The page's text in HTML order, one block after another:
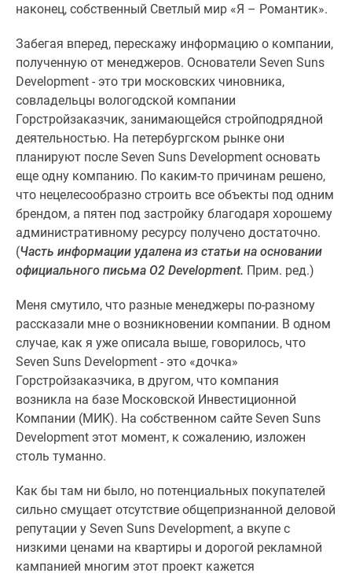
Мнение
Студии
Ипотечный
калькулятор
Новости
недвижимости
Новостройки
Ленинградской
области
ИТ-
ипотека
Квартиры
скидками
25%
Новостройки
премиум-
класса
Новостройки
бизнес-
класса
Дома
коттеджи
наконец, собственный Светлый мир «Я – Романтик».
Забегая вперед, перескажу информацию о компании,
полученную от менеджеров. Основатели Seven Suns
Development - это три московских чиновника,
совладельцы вологодской компании
Горстройзаказчик, занимающейся стройподрядной
деятельностью. На петербургском рынке они
планируют после Seven Suns Development основать
еще одну компанию. По каким-то причинам решено,
что нецелесообразно строить все объекты под одним
брендом, а пятен под застройку благодаря хорошему
административному ресурсу получено достаточно.
(Часть информации удалена из статьи на основании
официального письма O2 Development. Прим. ред.)
Меня смутило, что разные менеджеры по-разному
рассказали мне о возникновении компании. В одном
случае, как я уже описала выше, говорилось, что
Seven Suns Development - это «дочка»
Горстройзаказчика, в другом, что компания
возникла на базе Московской Инвестиционной
Компании (МИК). На собственном сайте Seven Suns
Development этот момент, к сожалению, изложен
столь туманно.
Как бы там ни было, но потенциальных покупателей
сильно смущает отсутствие общепризнанной деловой
репутации у Seven Suns Development, а вкупе с
низкими ценами на квартиры и дорогой рекламной
кампанией многим этот проект кажется